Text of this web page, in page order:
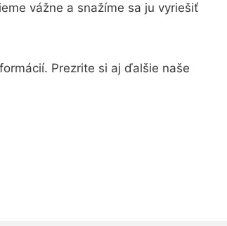
vážne a snažíme sa ju vyriešiť
Prezrite si aj ďalšie naše